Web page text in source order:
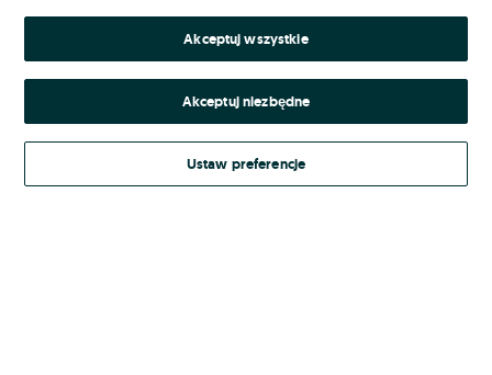
Kontynuując za pośrednictwem jednego z dostawców wskazanych powyżej,
Regulamin serwisu OLX.pl w jego aktualnym brzmieniu.
Akceptuj wszystkie
Akceptuj niezbędne
Ustaw preferencje